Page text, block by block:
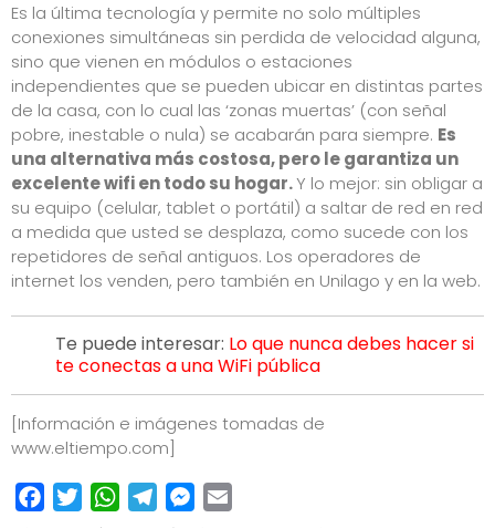
Es la última tecnología y permite no solo múltiples
conexiones simultáneas sin perdida de velocidad alguna,
sino que vienen en módulos o estaciones
independientes que se pueden ubicar en distintas partes
de la casa, con lo cual las ‘zonas muertas’ (con señal
pobre, inestable o nula) se acabarán para siempre. Es
una alternativa más costosa, pero le garantiza un
excelente wifi en todo su hogar.Y lo mejor: sin obligar a
su equipo (celular, tablet o portátil) a saltar de red en red
a medida que usted se desplaza, como sucede con los
repetidores de señal antiguos. Los operadores de
internet los venden, pero también en Unilago y en la web.
Te puede interesar: Lo que nunca debes hacer si
te conectas a una WiFi pública
[Información e imágenes tomadas de
www.eltiempo.com]
FacebookTwitterWhatsApp
TelegramMessenger